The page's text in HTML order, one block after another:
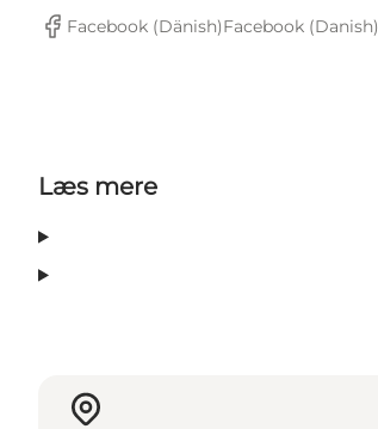
Facebook
Facebook (Dänish)Facebook (Danish)
Læs mere